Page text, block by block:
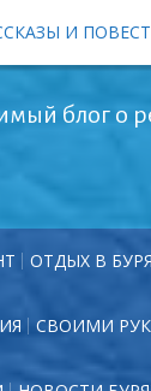
И
блог о
ОТДЫХ В
СВОИМИ